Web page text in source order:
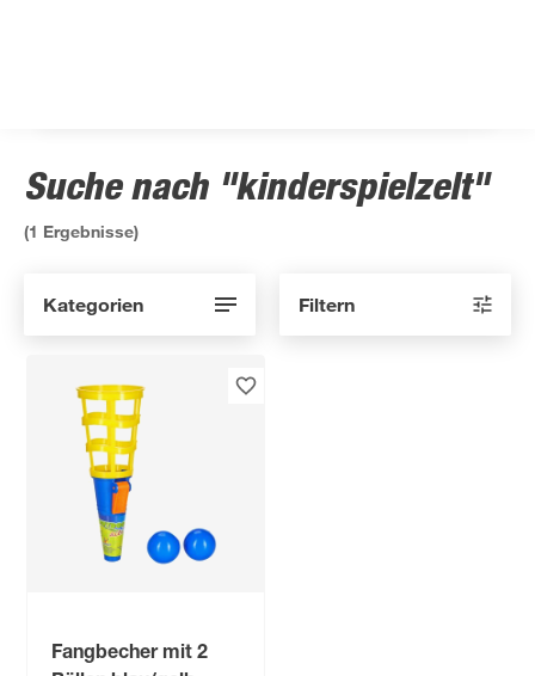
Suche nach "kinderspielzelt"
(1 Ergebnisse)
Kategorien Filtern
Fangbecher mit 2